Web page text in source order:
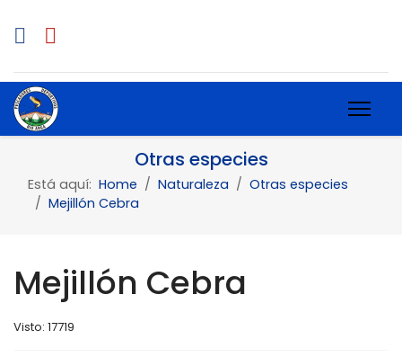
Otras especies
Está aquí: Home Naturaleza
Otras especies
Mejillón Cebra
Mejillón Cebra
Visto: 17719